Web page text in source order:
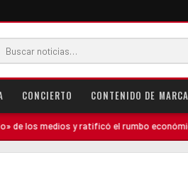
CONCIERTO CONTENIDO DE MARCA
los medios y ratificó el rumbo económico